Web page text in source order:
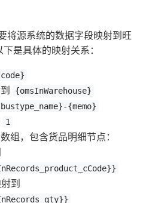
将源系统的数据字段映射到旺
是具体的映射关系：
{omsInWarehouse}
{memo}
1
组，包含货品明细节点：
到